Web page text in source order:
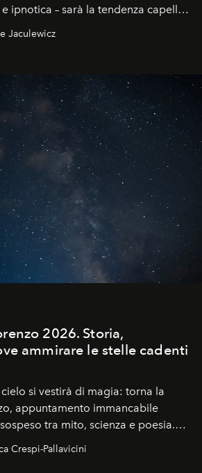
ipnotica – sarà la tendenza capelli
Jaculewicz
2026. Storia,
ammirare le stelle cadenti
si vestirà di magia: torna la
, appuntamento immancabile
tra mito, scienza e poesia.
gli occhi si alzano verso la volta
il passaggio delle
Crespi-Pallavicini